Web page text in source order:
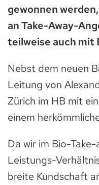
gewonnen
an Take-Away-
teilweise auch mit
Nebst dem neuen
Leitung von
Zürich im HB mit
einem
Da wir im Bio-
Leistungs-
breite Kundschaft